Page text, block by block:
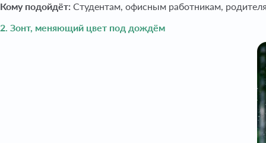
Кому подойдёт: Студентам, офисным работникам,
2. Зонт, меняющий цвет под дождём